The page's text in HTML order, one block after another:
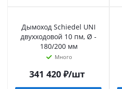
Дымоход Schiedel UNI
двухходовой 10 пм, Ø -
180/200 мм
Много
341 420₽/шт